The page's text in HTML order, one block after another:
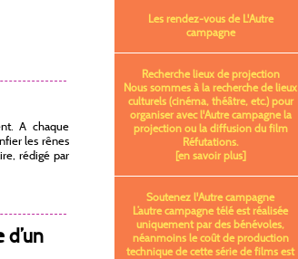
A chaque
les rênes
rédigé par
d’un
Les rendez-vous de L'Autre
campagne
Recherche lieux de projection
Nous sommes à la recherche de lieux
culturels (cinéma, théâtre, etc.) pour
organiser avec l'Autre campagne la
projection ou la diffusion du film
Réfutations.
[en savoir plus]
Soutenez l'Autre campagne
L’autre campagne télé est réalisée
uniquement par des bénévoles,
néanmoins le coût de production
technique de cette série de films est